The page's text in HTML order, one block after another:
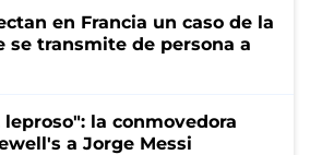
en Francia un caso de la
se transmite de persona a
la conmovedora
a Jorge Messi